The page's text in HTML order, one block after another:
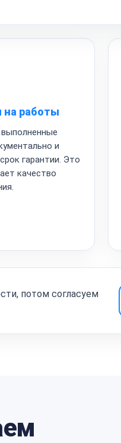
на работы
и
гарантии. Это
качество
потом согласуем